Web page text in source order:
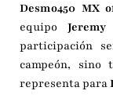
Desmo450 MX
equipo
participación
campeón, sino
representa para